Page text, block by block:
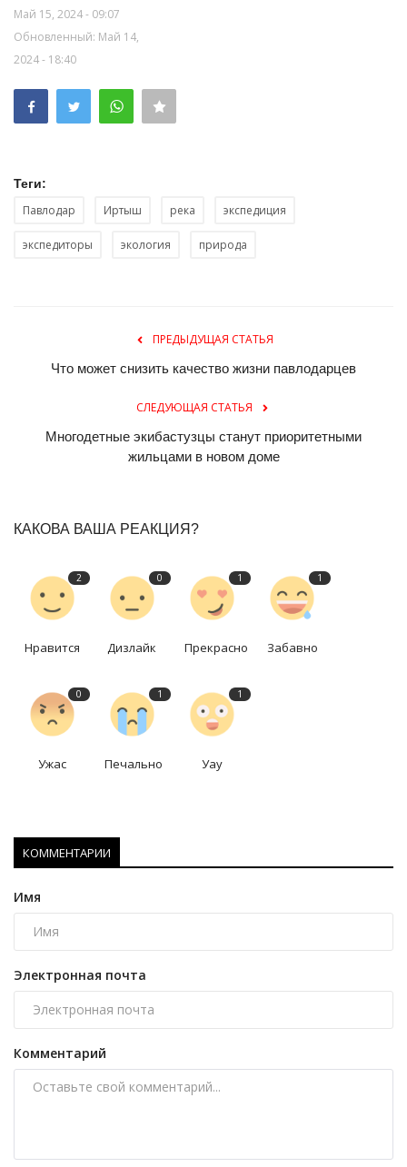
Май 15, 2024 - 09:07
Обновленный: Май 14,
2024 - 18:40
Теги:
Павлодар Иртыш река экспедиция
экспедиторы экология природа
ПРЕДЫДУЩАЯ СТАТЬЯ
Что может снизить качество жизни павлодарцев
СЛЕДУЮЩАЯ СТАТЬЯ
Многодетные экибастузцы станут приоритетными
жильцами в новом доме
КАКОВА ВАША РЕАКЦИЯ?
2
Нравится
0
Дизлайк
1
Прекрасно
1
Забавно
0
Ужас
1
Печально
1
Уау
КОММЕНТАРИИ
Имя
Электронная почта
Комментарий